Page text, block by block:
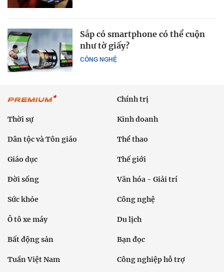
CÔNG NGHỆ
Sắp có smartphone có thể cuộn
như tờ giấy?
Chính trị
Thời sự Kinh doanh
Dân tộc và Tôn giáo Thể thao
Giáo dục Thế giới
Đời sống Văn hóa - Giải trí
Sức khỏe Công nghệ
Ô tô xe máy Du lịch
Bất động sản Bạn đọc
Tuần Việt Nam Công nghiệp hỗ trợ